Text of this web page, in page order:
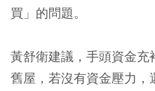
買」的問題。
黃舒衛建議，手頭資金
舊屋，若沒有資金壓力，